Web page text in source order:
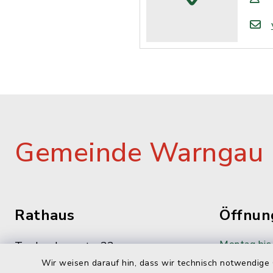
Wir weisen darauf hin, dass wir technisch
Gemeinde Warngau
Rathaus
Taubenbergstr. 33
83627 Oberwarngau
Montag
08:00-